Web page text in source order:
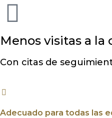
Menos visitas a la
Con citas de
Adecuado para todas las